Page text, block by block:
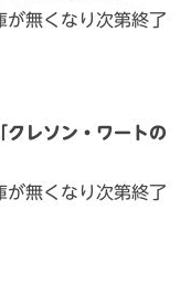
無くなり次第終了
クレソン・ワートの
無くなり次第終了